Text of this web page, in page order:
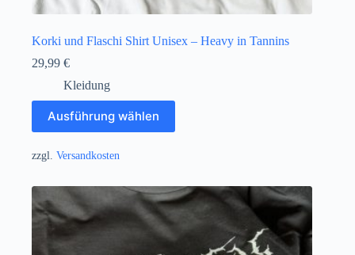
Korki und Flaschi Shirt Unisex – Heavy in Tannins
29,99 €
Kleidung
Ausführung wählen
Dieses
Produkt
weist
mehrere
Varianten
Die
Optionen
können
zzgl. Versandkosten